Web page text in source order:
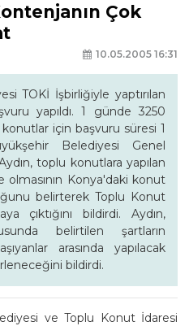
Çok
10.05.2005 16:31
TOKİ İşbirliğiyle yaptırılan
yapıldı. 1 günde 3250
için başvuru süresi 1
Belediyesi Genel
toplu konutlara yapılan
olmasının Konya'daki konut
belirterek Toplu Konut
çıktığını bildirdi. Aydın,
belirtilen şartların
arasında yapılacak
bildirdi.
ve Toplu Konut İdaresi